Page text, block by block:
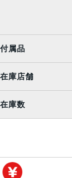
付属品
在庫店舗
在庫数